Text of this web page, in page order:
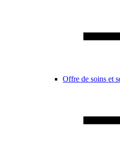
Offre de soins et